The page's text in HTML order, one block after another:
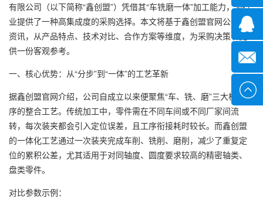
有限公司（以下简称“鑫创盟”）凭借其“车铣磨一体”加工能力，为行
业提供了一种高集成度的采购选择。本文将基于鑫创盟官网公开的
资讯，从产品特点、技术对比、合作方案等维度，为采购决策者提
供一份客观参考。
一、核心优势：从“分步”到“一体”的工艺革新
据鑫创盟官网介绍，公司自成立以来便聚焦“车、铣、磨”三大核心工
序的整合工艺。传统加工中，零件需在不同车间或不同厂家间流
转，每次装夹都会引入定位误差，且工序衔接耗时较长。而鑫创盟
的一体化工艺通过一次装夹完成车削、铣削、磨削，减少了重复定
位的累积公差，尤其适用于对同轴度、圆度要求较高的精密轴类、
盘类零件。
对比参数示例：